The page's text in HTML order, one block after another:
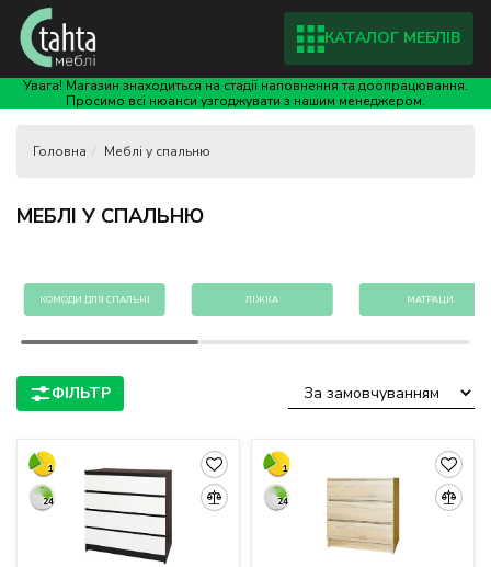
Увага! Магазин знаходиться на стадії наповнення та доопрацювання.
Просимо всі нюанси узгоджувати з нашим менеджером.
КАТАЛОГ МЕБЛІВ
Меблі у спальню
МЕБЛІ У СПАЛЬНЮ
КОМОДИ ДЛЯ СПАЛЬНІ ЛІЖКА МАТРАЦИ
1
24
1
24